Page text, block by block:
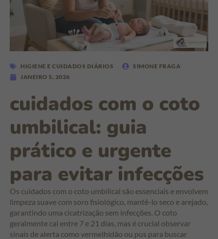
HIGIENE E CUIDADOS DIÁRIOS
SIMONE FRAGA
JANEIRO 5, 2026
cuidados com o coto
umbilical: guia
prático e urgente
para evitar infecções
Os cuidados com o coto umbilical são essenciais e envolvem
limpeza suave com soro fisiológico, mantê-lo seco e arejado,
garantindo uma cicatrização sem infecções. O coto
geralmente cai entre 7 e 21 dias, mas é crucial observar
sinais de alerta como vermelhidão ou pus para buscar